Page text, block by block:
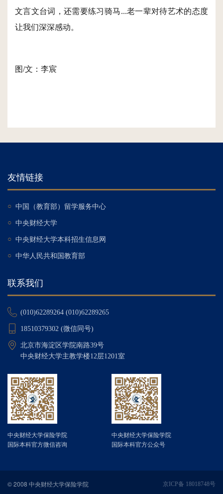
文言文台词，还需要练习骑马...老一辈对待艺术的态度
让我们深深感动。
图/文：李宸
友情链接
○ 中国（教育部）留学服务中心
○ 中央财经大学
○ 中央财经大学本科招生信息网
○ 中华人民共和国教育部
联系我们
(010)62289264 (010)62289265
18510379302 (微信同号)
北京市海淀区学院南路39号
中央财经大学主教学楼12层1201室
中央财经大学保险学院
国际本科官方微信咨询
中央财经大学保险学院
国际本科官方公众号
© 2008 中央财经大学保险学院 京ICP备 18018748号